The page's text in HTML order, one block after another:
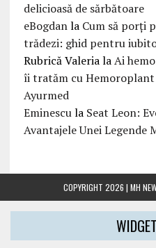
delicioasă de sărbătoare
eBogdanla Cum să porți
trădezi: ghid pentru
Rubrică ValerialaAi
îi tratăm cu
Ayurmed
Eminescula Seat Leon:
Avantajele Unei Legende
COPYRIGHT 2026 | MH